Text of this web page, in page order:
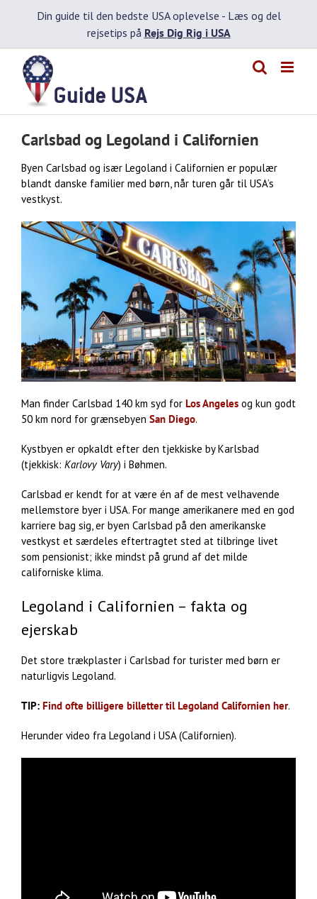
Din guide til den bedste USA oplevelse - Læs og del
rejsetips på Rejs Dig Rig i USA
Carlsbad og Legoland i Californien
Byen Carlsbad og især Legoland i Californien er populær
blandt danske familier med børn, når turen går til USA’s
vestkyst.
Man finder Carlsbad 140 km syd for Los Angeles og kun godt
50 km nord for grænsebyen San Diego.
Kystbyen er opkaldt efter den tjekkiske by Karlsbad
(tjekkisk: Karlovy Vary) i Bøhmen.
Carlsbad er kendt for at være én af de mest velhavende
mellemstore byer i USA. For mange amerikanere med en god
karriere bag sig, er byen Carlsbad på den amerikanske
vestkyst et særdeles eftertragtet sted at tilbringe livet
som pensionist; ikke mindst på grund af det milde
californiske klima.
Legoland i Californien – fakta og
ejerskab
Det store trækplaster i Carlsbad for turister med børn er
naturligvis Legoland.
TIP: Find ofte billigere billetter til Legoland Californien her.
Herunder video fra Legoland i USA (Californien).